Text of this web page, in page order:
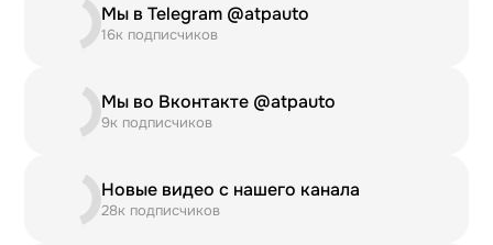
Мы в Telegram @atpauto
16к подписчиков
Мы во Вконтакте @atpauto
9к подписчиков
Новые видео с нашего канала
28к подписчиков